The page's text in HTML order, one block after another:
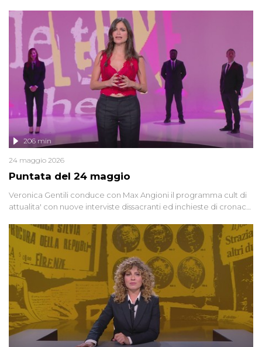
giudiziarie più discusse degli ultimi anni. Lo speciale ricostruisce la
vicenda mettendo in fila testimonianze, errori, dettagli
controversi e i protagonisti di un'indagine che sembra non avere
fine.
Puntata del 24 maggio
206 min
24 maggio 2026
Veronica Gentili conduce con Max Angioni il programma cult di
attualita' con nuove interviste dissacranti ed inchieste di cronaca